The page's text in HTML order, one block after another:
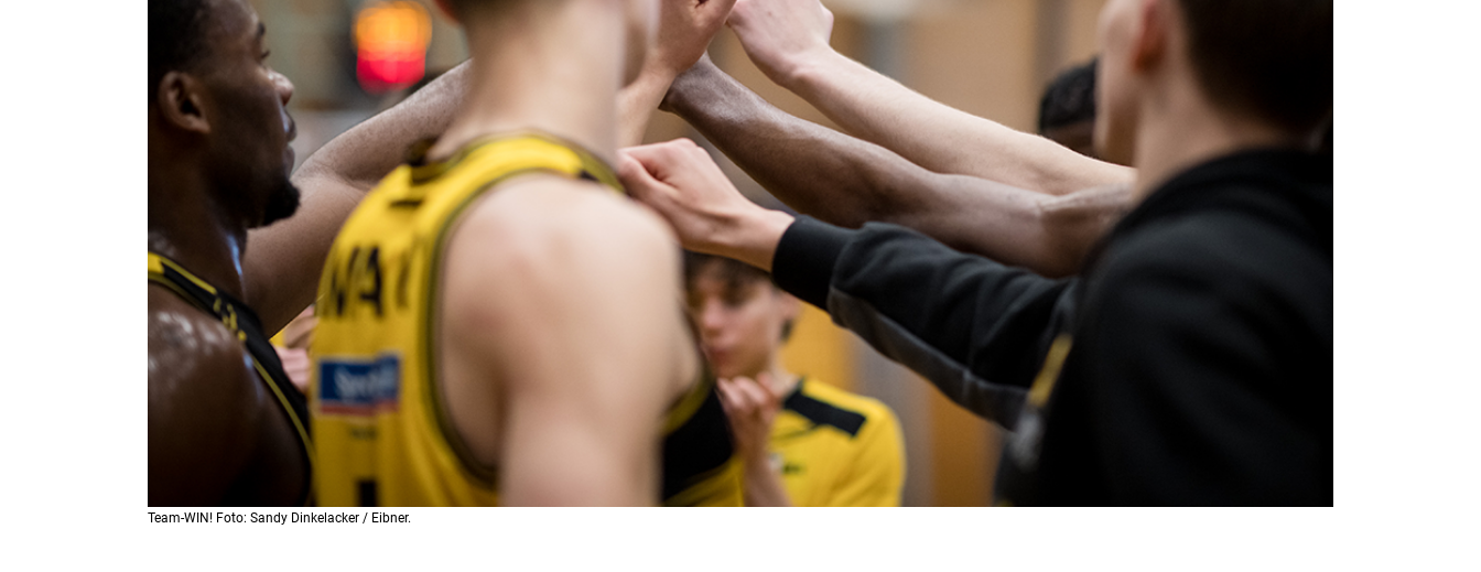
Team-WIN! Foto: Sandy Dinkelacker / Eibner.